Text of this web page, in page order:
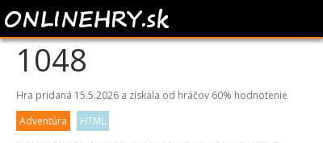
MONKEY GO HAPPY
1048
Hra pridaná 15.5.2026 a získala od hráčov 60% hodnotenie
Adventúra
HTML